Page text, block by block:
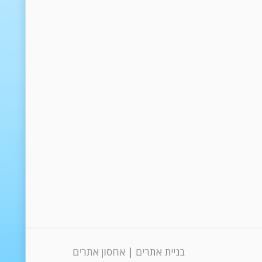
בניית אתרים | אחסון אתרים